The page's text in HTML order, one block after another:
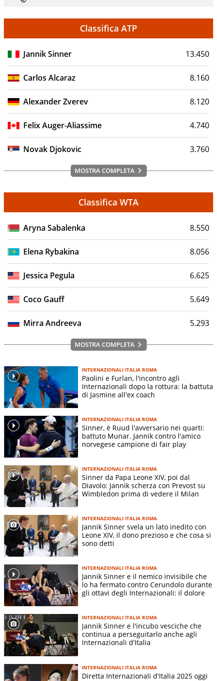
Classifica ATP
Jannik Sinner 13.450
Carlos Alcaraz 8.160
Alexander Zverev 8.120
Felix Auger-Aliassime 4.740
Novak Djokovic 3.760
MOSTRA COMPLETA
Classifica WTA
Aryna Sabalenka 8.550
Elena Rybakina 8.056
Jessica Pegula 6.625
Coco Gauff 5.649
Mirra Andreeva 5.293
MOSTRA COMPLETA
INTERNAZIONALI ITALIA ROMA
Paolini e Furlan, l'incontro agli
Internazionali dopo la rottura: la battuta
di Jasmine all'ex coach
INTERNAZIONALI ITALIA ROMA
Sinner, è Ruud l'avversario nei quarti:
battuto Munar. Jannik contro l'amico
norvegese campione di fair play
INTERNAZIONALI ITALIA ROMA
Sinner da Papa Leone XIV, poi dal
Diavolo: Jannik scherza con Prevost su
Wimbledon prima di vedere il Milan
INTERNAZIONALI ITALIA ROMA
Jannik Sinner svela un lato inedito con
Leone XIV, il dono prezioso e che cosa si
sono detti
INTERNAZIONALI ITALIA ROMA
Jannik Sinner e il nemico invisibile che
lo ha fermato contro Cerundolo durante
gli ottavi degli Internazionali: il dolore
INTERNAZIONALI ITALIA ROMA
Jannik Sinner e l'incubo vesciche che
continua a perseguitarlo anche agli
Internazionali d'Italia
INTERNAZIONALI ITALIA ROMA
Diretta Internazionali d'Italia 2025 oggi